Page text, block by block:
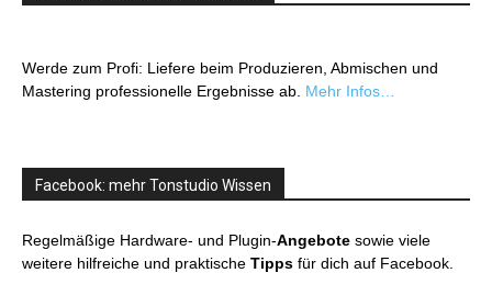
Werde zum Profi: Liefere beim Produzieren, Abmischen und
Mastering professionelle Ergebnisse ab. Mehr Infos…
Facebook: mehr Tonstudio Wissen
Regelmäßige Hardware- und Plugin-Angebote sowie viele
weitere hilfreiche und praktische Tipps für dich auf Facebook.